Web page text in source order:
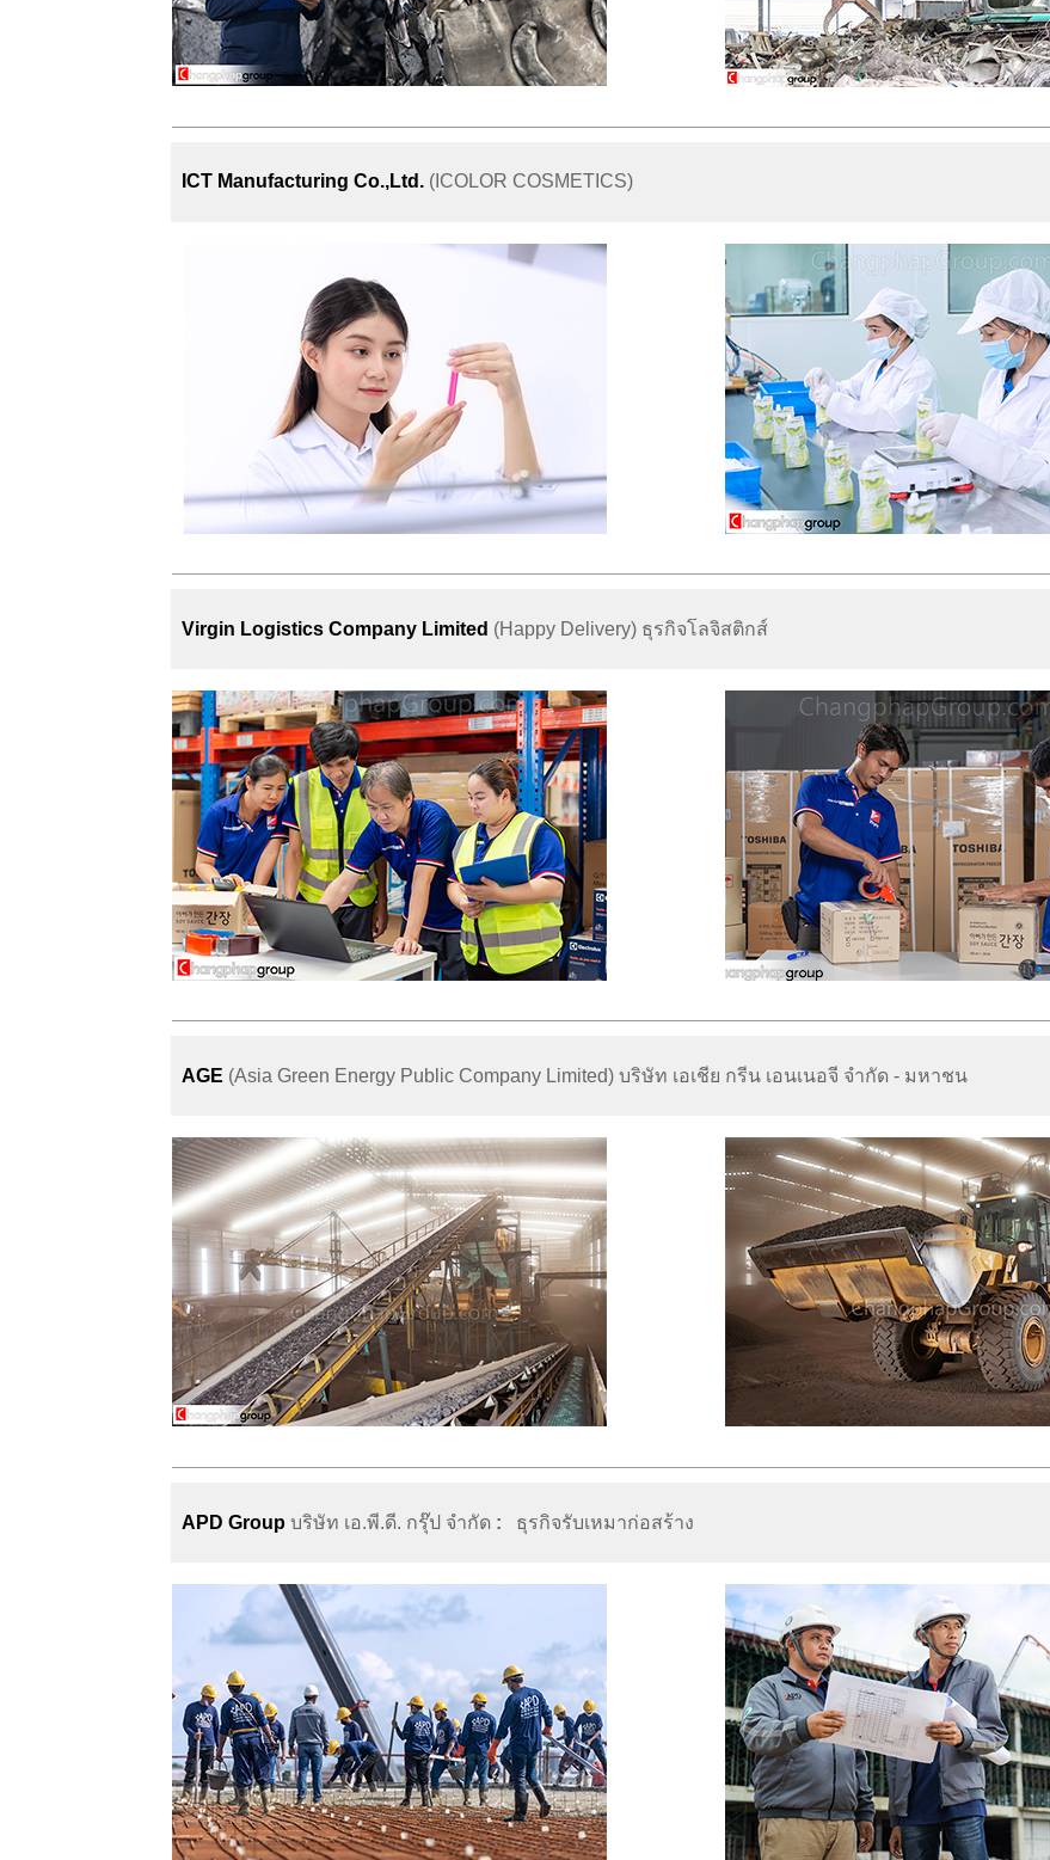
ICT Manufacturing Co.,Ltd. (ICOLOR COSMETICS)
Virgin Logistics Company Limited (Happy Delivery) ธุรกิจโลจิสติกส์
AGE (Asia Green Energy Public Company Limited) บริษัท เอเชีย กรีน เอนเนอจี จำกัด - มหาชน
APD Group บริษัท เอ.พี.ดี. กรุ๊ป จำกัด : ธุรกิจรับเหมาก่อสร้าง